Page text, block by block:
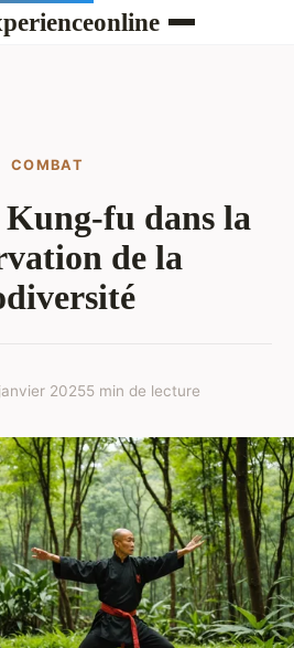
COMBAT
fu dans la
de la
20255 min de lecture